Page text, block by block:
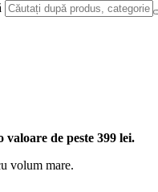
de peste 399 lei.
volum mare.